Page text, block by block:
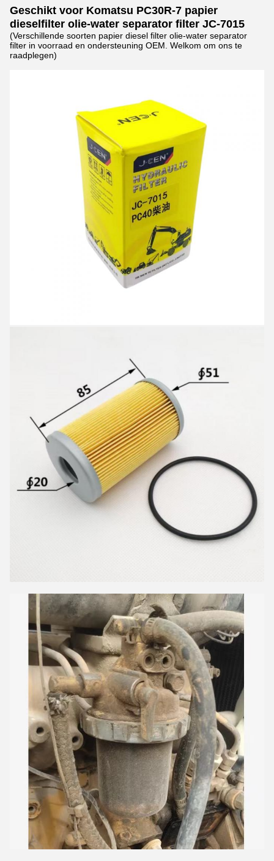
Geschikt voor Komatsu PC30R-7 papier
dieselfilter olie-water separator filter JC-7015
(Verschillende soorten papier diesel filter olie-water separator
filter in voorraad en ondersteuning OEM. Welkom om ons te
raadplegen)